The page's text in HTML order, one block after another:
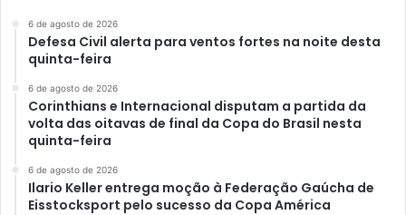
6 de agosto de 2026
Defesa Civil alerta para ventos fortes na noite desta
quinta-feira
6 de agosto de 2026
Corinthians e Internacional disputam a partida da
volta das oitavas de final da Copa do Brasil nesta
quinta-feira
6 de agosto de 2026
Ilario Keller entrega moção à Federação Gaúcha de
Eisstocksport pelo sucesso da Copa América